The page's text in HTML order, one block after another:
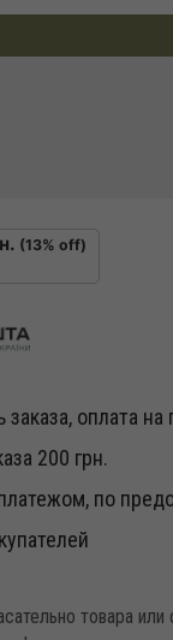
(13% off)
оплата на
200 грн.
по
товара